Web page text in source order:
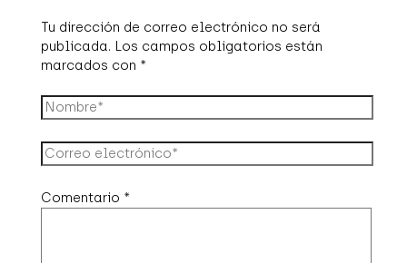
Tu dirección de correo electrónico no será
publicada. Los campos obligatorios están
marcados con *
Comentario *